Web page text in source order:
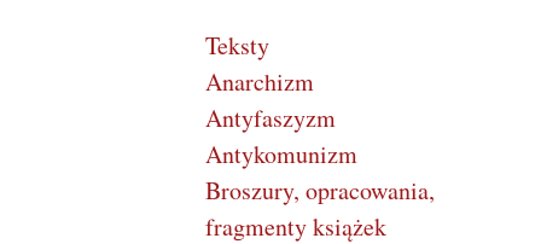
Teksty
Anarchizm
Antyfaszyzm
Antykomunizm
Broszury, opracowania,
fragmenty książek